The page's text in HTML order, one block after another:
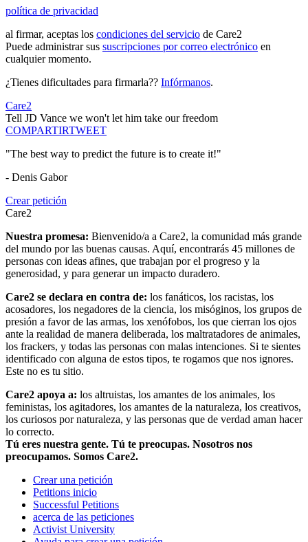
política de privacidad
al firmar, aceptas los condiciones del servicio de Care2
Puede administrar sus suscripciones por correo electrónico en
cualquier momento.
¿Tienes dificultades para firmarla?? Infórmanos.
Care2
Tell JD Vance we won't let him take our freedom
COMPARTIRTWEET
"The best way to predict the future is to create it!"
- Denis Gabor
Crear petición
Care2
Nuestra promesa: Bienvenido/a a Care2, la comunidad más grande
del mundo por las buenas causas. Aquí, encontrarás 45 millones de
personas con ideas afines, que trabajan por el progreso y la
generosidad, y para generar un impacto duradero.
Care2 se declara en contra de: los fanáticos, los racistas, los
acosadores, los negadores de la ciencia, los misóginos, los grupos de
presión a favor de las armas, los xenófobos, los que cierran los ojos
ante la realidad de manera deliberada, los maltratadores de animales,
los frackers, y todas las personas con malas intenciones. Si te sientes
identificado con alguna de estos tipos, te rogamos que nos ignores.
Este no es tu sitio.
Care2 apoya a: los altruistas, los amantes de los animales, los
feministas, los agitadores, los amantes de la naturaleza, los creativos,
los curiosos por naturaleza, y las personas que de verdad aman hacer
lo correcto.
Tú eres nuestra gente. Tú te preocupas. Nosotros nos
preocupamos. Somos Care2.
Crear una petición
Petitions inicio
Successful Petitions
acerca de las peticiones
Activist University